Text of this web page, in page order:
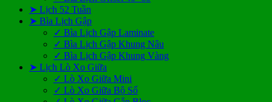
➤ Lịch 52 Tuần
➤ Bìa Lịch Gập
✓ Bìa Lịch Gập Laminate
✓ Bìa Lịch Gập Khung Nâu
✓ Bìa Lịch Gập Khung Vàng
➤ Lịch Lò Xo Giữa
✓ Lò Xo Giữa Mini
✓ Lò Xo Giữa Bộ Số